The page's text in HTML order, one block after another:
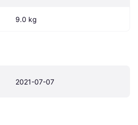
9.0 kg
2021-07-07